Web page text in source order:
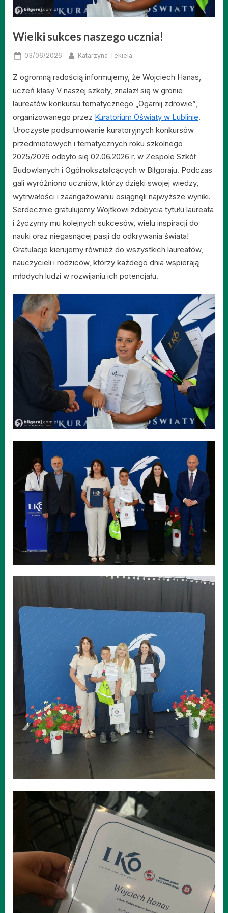
Wielki sukces naszego ucznia!
Posted
03/06/2026 By
Katarzyna Tekiela
Z ogromną radością informujemy, że Wojciech Hanas,
uczeń klasy V naszej szkoły, znalazł się w gronie
laureatów konkursu tematycznego „Ogarnij zdrowie”,
organizowanego przez Kuratorium Oświaty w Lublinie.
Uroczyste podsumowanie kuratoryjnych konkursów
przedmiotowych i tematycznych roku szkolnego
2025/2026 odbyło się 02.06.2026 r. w Zespole Szkół
Budowlanych i Ogólnokształcących w Biłgoraju. Podczas
gali wyróżniono uczniów, którzy dzięki swojej wiedzy,
wytrwałości i zaangażowaniu osiągnęli najwyższe wyniki.
Serdecznie gratulujemy Wojtkowi zdobycia tytułu laureata
i życzymy mu kolejnych sukcesów, wielu inspiracji do
nauki oraz niegasnącej pasji do odkrywania świata!
Gratulacje kierujemy również do wszystkich laureatów,
nauczycieli i rodziców, którzy każdego dnia wspierają
młodych ludzi w rozwijaniu ich potencjału.